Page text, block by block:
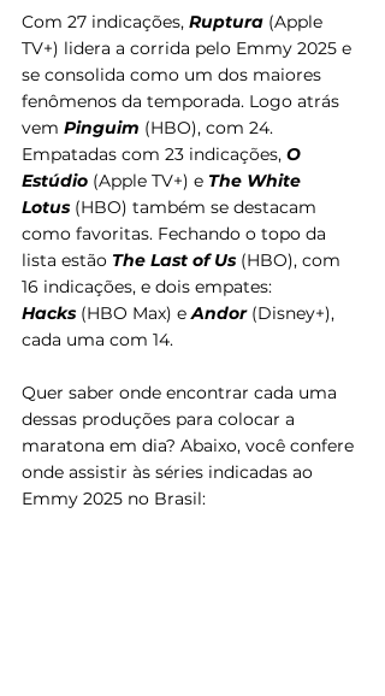
Com 27 indicações, Ruptura (Apple
TV+) lidera a corrida pelo Emmy 2025 e
se consolida como um dos maiores
fenômenos da temporada. Logo atrás
vem Pinguim (HBO), com 24.
Empatadas com 23 indicações, O
Estúdio (Apple TV+) e The White
Lotus (HBO) também se destacam
como favoritas. Fechando o topo da
lista estão The Last of Us (HBO), com
16 indicações, e dois empates:
Hacks (HBO Max) e Andor (Disney+),
cada uma com 14.
Quer saber onde encontrar cada uma
dessas produções para colocar a
maratona em dia? Abaixo, você confere
onde assistir às séries indicadas ao
Emmy 2025 no Brasil: